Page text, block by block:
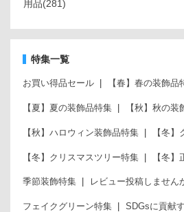
用品(281)
特集一覧
お買い得品セール 【春】春の装飾品
【夏】夏の装飾品特集 【秋】秋の装
【秋】ハロウィン装飾品特集 【冬
【冬】クリスマスツリー特集 【冬
季節装飾特集 レビュー投稿しません
フェイクグリーン特集 SDGsに貢献